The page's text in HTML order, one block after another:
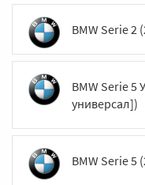
BMW Serie 2
BMW Serie 5
универсал])
BMW Serie 5